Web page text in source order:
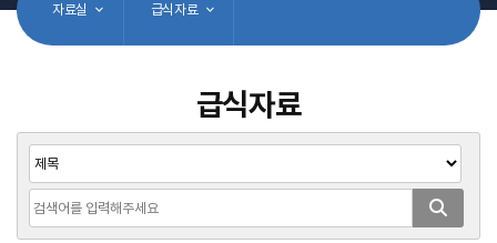
자료실 급식자료
급식자료